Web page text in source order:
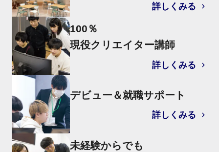
詳しくみる
100％
現役クリエイター講師
詳しくみる
デビュー＆就職サポート
詳しくみる
未経験からでも